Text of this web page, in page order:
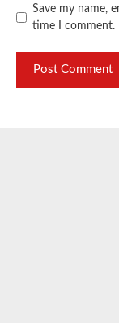
Save my name,
time I comment.